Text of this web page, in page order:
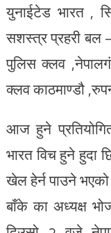
युनाईटेड भारत ,
सशस्त्र प्रहरी बल
पुलिस क्लव
क्लव काठमाण्डौ
आज हुने
भारत विच हुने हुदा
खेल हेर्न पाउने
बाँके का अध्यक्ष